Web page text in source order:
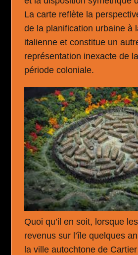
La carte reflète la
de la planification urbaine à
italienne et constitue un
représentation inexacte de
période coloniale.
Quoi qu’il en soit, lorsque
revenus sur l’île quelques
la ville autochtone de